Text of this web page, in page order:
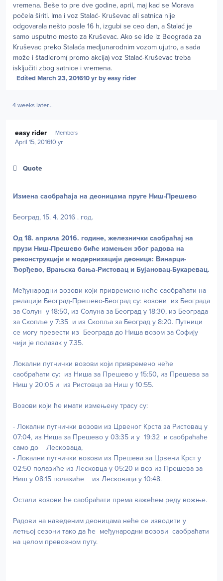
vremena. Beše to pre dve godine, april, maj kad se Morava
počela širiti. Ima i voz Stalać- Kruševac ali satnica nije
odgovarala nešto posle 16 h, izgubi se ceo dan, a Stalać je
samo usputno mesto za Kruševac. Ako se ide iz Beograda za
Kruševac preko Stalaća medjunarodnim vozom ujutro, a sada
može i štadlerom( promo akcija) voz Stalać-Kruševac treba
isključiti zbog satnice i vremena.
Edited March 23, 201610 yrby easy rider
4 weeks later...
easy rider Members
April 15, 201610 yr
Quote
Измена саобраћаја на деоницама пруге Ниш-Прешево
Београд, 15. 4. 2016 . год.
Oд 18. априла 2016. године, железнички саобраћај на
прузи Ниш-Прешево биће измењен због радова на
реконструкцији и модернизацији деоница: Винарци-
Ђорђево, Врањска бања-Ристовац и Бујановац-Букаревац.
Међународни возови који привремено неће саобраћати на
релацији Београд-Прешево-Београд су: возови из Београда
за Солун у 18:50, из Солуна за Београд у 18:30, из Београда
за Скопље у 7:35 и из Скопља за Београд у 8:20. Путници
се могу превести из Београда до Ниша возом за Софију
чији је полазак у 7.35.
Локални путнички возови који привремено неће
саобраћати су: из Ниша за Прешево у 15:50, из Прешева за
Ниш у 20:05 и из Ристовца за Ниш у 10:55.
Возови који ће имати измењену трасу су:
- Локални путнички возови из Црвеног Крста за Ристовац у
07:04, из Ниша за Прешево у 03:35 и у 19:32 и саобраћаће
само до Лесковаца,
- Локални путнички возови из Прешева за Црвени Крст у
02:50 полазиће из Лесковца у 05:20 и воз из Прешева за
Ниш у 08:15 полазиће из Лесковаца у 10:48.
Остали возови ће саобраћати према важећем реду вожње.
Радови на наведеним деоницама неће се изводити у
летњој сезони тако да ће међународни возови саобраћати
на целом превозном путу.